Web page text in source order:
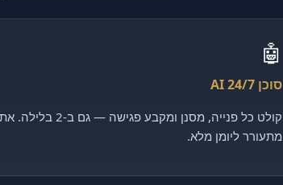
🤖
סוכן AI 24/7
קולט כל פנייה, מסנן ומקבע פגישה — גם ב-2
מתעורר ליומן מלא.